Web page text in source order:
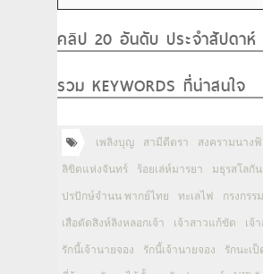
คลิป 20 อันดับ ประจำสัปดาห์
รวม KEYWORDS ที่น่าสนใจ
เพลิงบุญ สามีตีตรา สงครามนางฟ้
ลิขิตแห่งจันทร์ ร้อยเล่ห์มารยา มธุรสโลกั
ปรปักษ์จำนน พากย์ไทย ทะเลไฟ กรงกรรม
เสือตัดสิงห์ลิงหลอกเจ้า เจ้าสาวแก้ขัด เจ้
รักนี้เจ้านายจอง รักนี้เจ้านายจอง รักนะเป็